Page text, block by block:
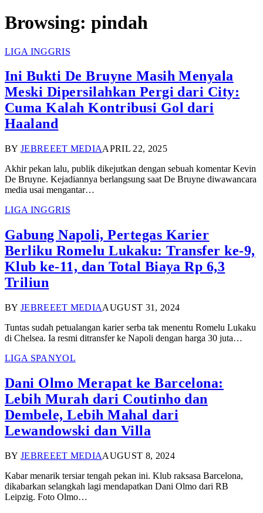
Browsing: pindah
LIGA INGGRIS
Ini Bukti De Bruyne Masih Menyala
Meski Dipersilahkan Pergi dari City:
Cuma Kalah Kontribusi Gol dari
Haaland
BY JEBREEET MEDIAAPRIL 22, 2025
Akhir pekan lalu, publik dikejutkan dengan sebuah komentar Kevin
De Bruyne. Kejadiannya berlangsung saat De Bruyne diwawancara
media usai mengantar…
LIGA INGGRIS
Gabung Napoli, Pertegas Karier
Berliku Romelu Lukaku: Transfer ke-9,
Klub ke-11, dan Total Biaya Rp 6,3
Triliun
BY JEBREEET MEDIAAUGUST 31, 2024
Tuntas sudah petualangan karier serba tak menentu Romelu Lukaku
di Chelsea. Ia resmi ditransfer ke Napoli dengan harga 30 juta…
LIGA SPANYOL
Dani Olmo Merapat ke Barcelona:
Lebih Murah dari Coutinho dan
Dembele, Lebih Mahal dari
Lewandowski dan Villa
BY JEBREEET MEDIAAUGUST 8, 2024
Kabar menarik tersiar tengah pekan ini. Klub raksasa Barcelona,
dikabarkan selangkah lagi mendapatkan Dani Olmo dari RB
Leipzig. Foto Olmo…